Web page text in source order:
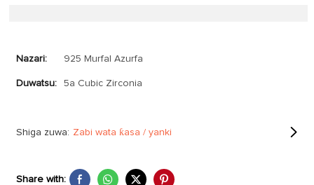
Nazari: 925 Murfal Azurfa
Duwatsu: 5a Cubic Zirconia
Shiga zuwa: Zabi wata ƙasa / yanki
Share with: